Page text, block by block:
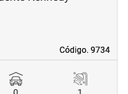
Código. 9734
Código. 9734